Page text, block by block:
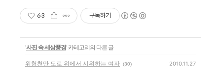
63 구독하기
'사진 속 세상풍경' 카테고리의 다른 글
위험천만 도로 위에서 시위하는 여자 (30) 2010.11.27